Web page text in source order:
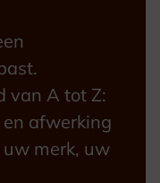
van A tot Z:
afwerking
merk, uw